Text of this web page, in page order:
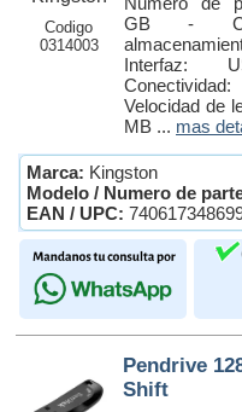
Codigo
0314003
GB -
Interfaz:
Velocidad de
MB ... mas
Marca: Kingston
Modelo / Numero de
EAN / UPC:
Pendrive
Shift